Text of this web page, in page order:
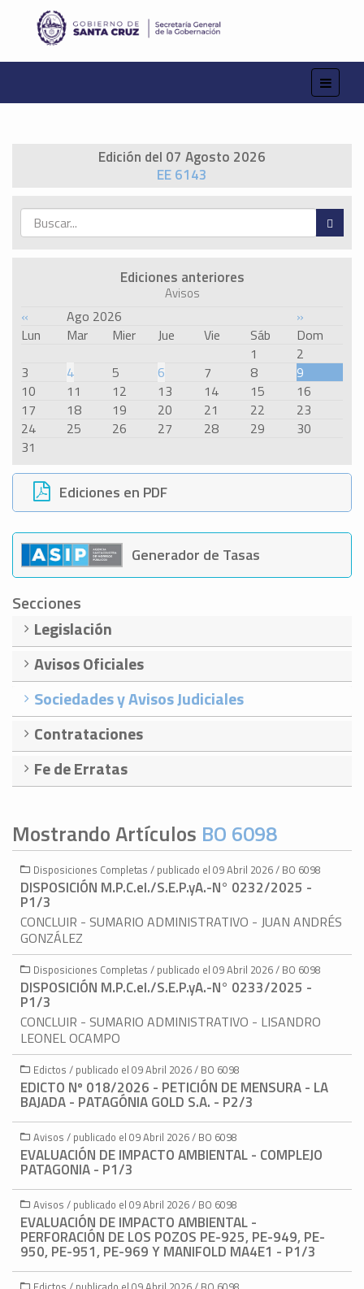
Edición del 07 Agosto 2026
EE 6143
Ediciones anteriores
Avisos
« Ago 2026
»
Lun
Mar Mier Jue Vie Sáb
Dom
1
2
3
4 5 6 7 8
9
10
11 12 13 14 15
16
17
18 19 20 21 22
23
24
25 26 27 28 29
30
31
Ediciones en PDF
Generador de Tasas
Secciones
Legislación
Avisos Oficiales
Sociedades y Avisos Judiciales
Contrataciones
Fe de Erratas
Mostrando Artículos BO 6098
Disposiciones Completas / publicado el 09 Abril 2026 / BO 6098
DISPOSICIÓN M.P.C.eI./S.E.P.yA.-N° 0232/2025 -
P1/3
CONCLUIR - SUMARIO ADMINISTRATIVO - JUAN ANDRÉS
GONZÁLEZ
Disposiciones Completas / publicado el 09 Abril 2026 / BO 6098
DISPOSICIÓN M.P.C.eI./S.E.P.yA.-N° 0233/2025 -
P1/3
CONCLUIR - SUMARIO ADMINISTRATIVO - LISANDRO
LEONEL OCAMPO
Edictos / publicado el 09 Abril 2026 / BO 6098
EDICTO Nº 018/2026 - PETICIÓN DE MENSURA - LA
BAJADA - PATAGÓNIA GOLD S.A. - P2/3
Avisos / publicado el 09 Abril 2026 / BO 6098
EVALUACIÓN DE IMPACTO AMBIENTAL - COMPLEJO
PATAGONIA - P1/3
Avisos / publicado el 09 Abril 2026 / BO 6098
EVALUACIÓN DE IMPACTO AMBIENTAL -
PERFORACIÓN DE LOS POZOS PE-925, PE-949, PE-
950, PE-951, PE-969 Y MANIFOLD MA4E1 - P1/3